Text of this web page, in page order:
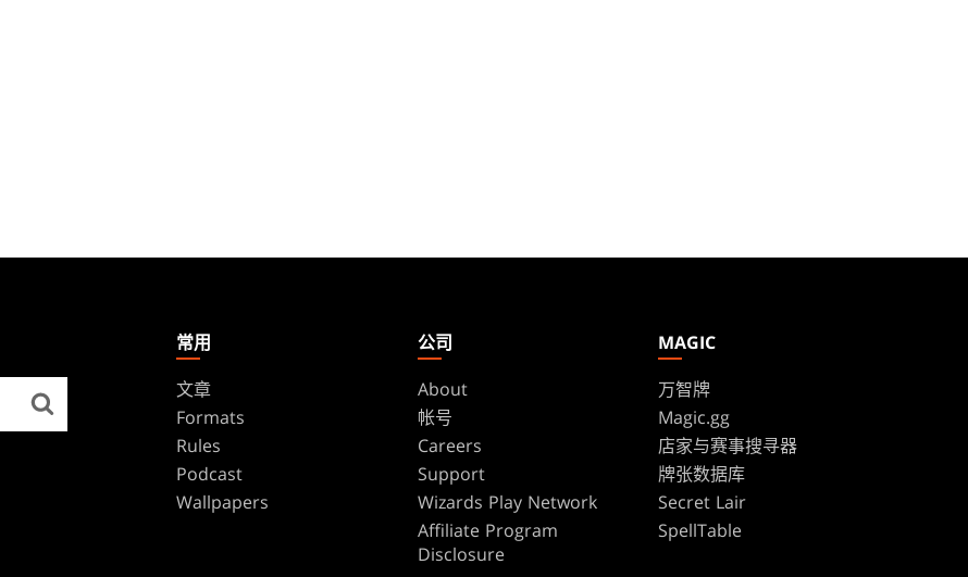
常用
文章
Formats
Rules
Podcast
Wallpapers
公司
About
帐号
Careers
Support
Wizards Play Network
Affiliate Program
Disclosure
MAGIC
万智牌
Magic.gg
店家与赛事搜寻器
牌张数据库
Secret Lair
SpellTable